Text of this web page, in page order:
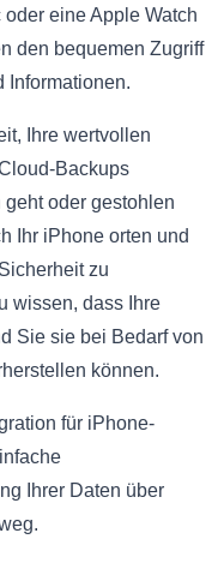
eine Apple Watch
den bequemen Zugriff
Informationen.
Ihre wertvollen
Backups
oder gestohlen
Ihr iPhone orten und
zu
wissen, dass Ihre
Sie sie bei Bedarf von
können.
für iPhone-
Ihrer Daten über